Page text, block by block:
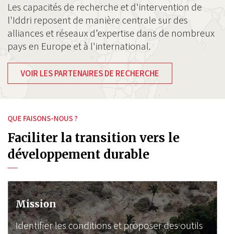
Les capacités de recherche et d'intervention de
l'Iddri reposent de manière centrale sur des
alliances et réseaux d’expertise dans de nombreux
pays en Europe et à l'international.
VOIR LES PARTENAIRES DE RECHERCHE
QUE FAISONS-NOUS ?
Faciliter la transition vers le
développement durable
Mission
Identifier les conditions et proposer des outils